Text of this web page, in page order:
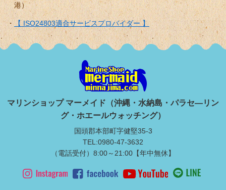
港）
【 ISO24803適合サービスプロバイダー 】
マリンショップ マーメイド（沖縄・水納島・パラセ―リン
グ・ホエールウォッチング）
国頭郡本部町字健堅35-3
TEL:0980-47-3632
（電話受付）8:00～21:00【年中無休】